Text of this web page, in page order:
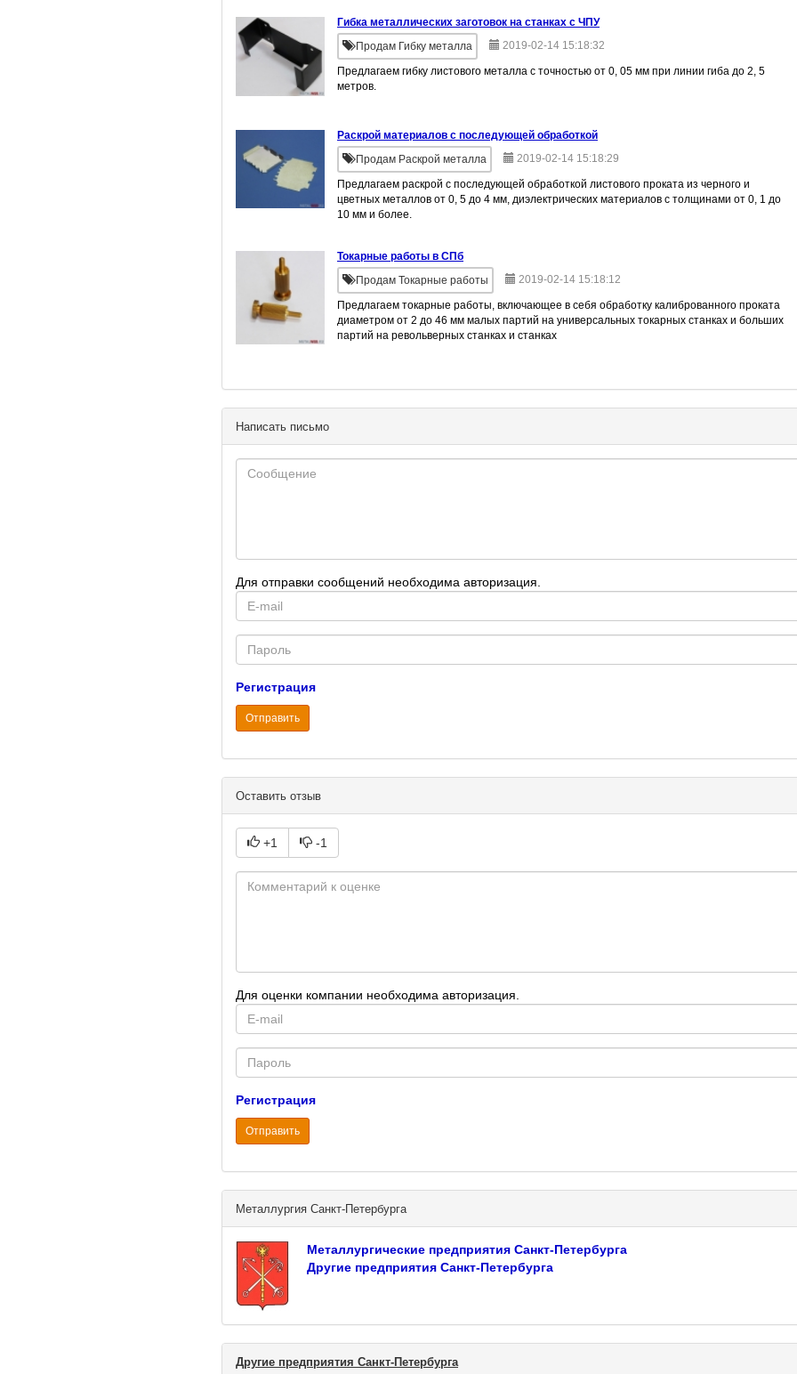
Гибка металлических заготовок на станках с ЧПУ
Продам Гибку металла
2019-02-14 15:18:32
Предлагаем гибку листового металла с точностью от 0, 05 мм при линии гиба до 2, 5
метров.
Раскрой материалов с последующей обработкой
Продам Раскрой металла
2019-02-14 15:18:29
Предлагаем раскрой c последующей обработкой листового проката из черного и
цветных металлов от 0, 5 до 4 мм, диэлектрических материалов с толщинами от 0, 1 до
10 мм и более.
Токарные работы в СПб
Продам Токарные работы
2019-02-14 15:18:12
Предлагаем токарные работы, включающее в себя обработку калиброванного проката
диаметром от 2 до 46 мм малых партий на универсальных токарных станках и больших
партий на револьверных станках и станках
Написать письмо
Для отправки сообщений необходима авторизация.
E-
mail
Password
Регистрация
Отправить
Оставить отзыв
+1 -1
Для оценки компании необходима авторизация.
E-
mail
Password
Регистрация
Отправить
Металлургия Санкт-Петербурга
Металлургические предприятия Санкт-Петербурга
Другие предприятия Санкт-Петербурга
Другие предприятия Санкт-Петербурга